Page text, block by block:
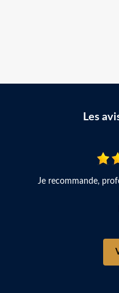
Les
Je recommande,